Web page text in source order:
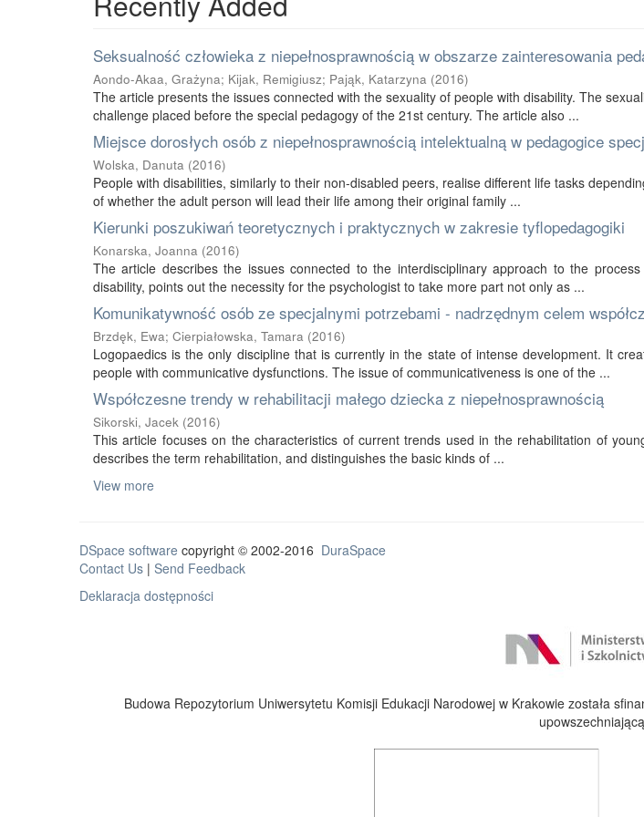
Seksualność człowieka z niepełnosprawnością w obszarze zainteresowania
Aondo-Akaa, Grażyna; Kijak, Remigiusz; Pająk, Katarzyna (2016)
The article presents the issues connected with the sexuality of people with disability. The
challenge placed before the special pedagogy of the 21st century. The article also ...
Miejsce dorosłych osób z niepełnosprawnością intelektualną w pedagogice
Wolska, Danuta (2016)
People with disabilities, similarly to their non-disabled peers, realise different life tasks
of whether the adult person will lead their life among their original family ...
Kierunki poszukiwań teoretycznych i praktycznych w zakresie tyflopedagogiki
Konarska, Joanna (2016)
The article describes the issues connected to the interdisciplinary approach to the
disability, points out the necessity for the psychologist to take more part not only as ...
Komunikatywność osób ze specjalnymi potrzebami - nadrzędnym celem
Brzdęk, Ewa; Cierpiałowska, Tamara (2016)
Logopaedics is the only discipline that is currently in the state of intense development. It
people with communicative dysfunctions. The issue of communicativeness is one of the ...
Współczesne trendy w rehabilitacji małego dziecka z niepełnosprawnością
Sikorski, Jacek (2016)
This article focuses on the characteristics of current trends used in the rehabilitation of
describes the term rehabilitation, and distinguishes the basic kinds of ...
View more
DSpace software copyright © 2002-2016 DuraSpace
Contact Us | Send Feedback
Deklaracja dostępności
Budowa Repozytorium Uniwersytetu Komisji Edukacji Narodowej w Krakowie została